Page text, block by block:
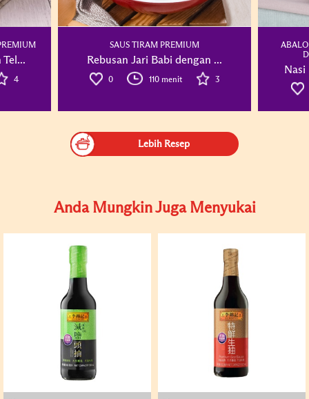
4
SAUS TIRAM PREMIUM
Rebusan Jari Babi dengan ...
0 110 menit 3
Nasi
Lebih Resep
Anda Mungkin Juga Menyukai